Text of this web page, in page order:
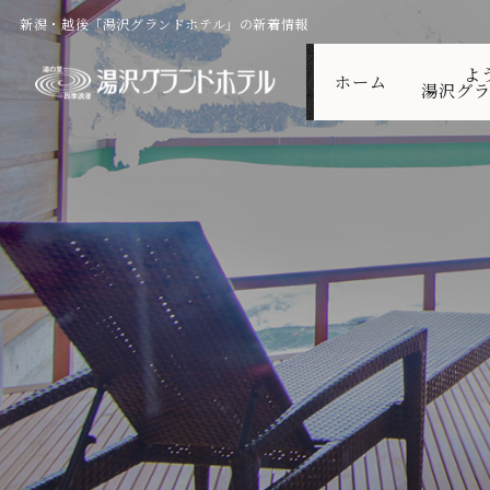
新潟・越後「湯沢グランドホテル」の新着情報
ホーム よ
湯沢グ